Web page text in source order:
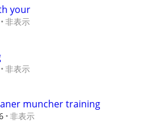
your
非表示
非表示
muncher training
非表示